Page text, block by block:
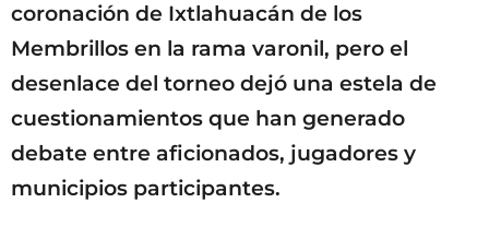
coronación de Ixtlahuacán de los
Membrillos en la rama varonil, pero el
desenlace del torneo dejó una estela de
cuestionamientos que han generado
debate entre aficionados, jugadores y
municipios participantes.